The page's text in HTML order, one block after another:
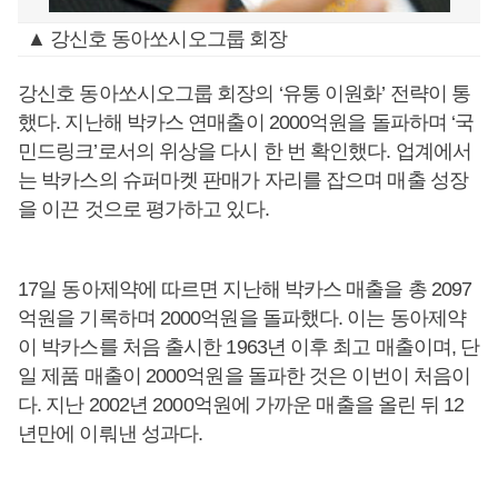
▲ 강신호 동아쏘시오그룹 회장
강신호 동아쏘시오그룹 회장의 ‘유통 이원화’ 전략이 통
했다. 지난해 박카스 연매출이 2000억원을 돌파하며 ‘국
민드링크’로서의 위상을 다시 한 번 확인했다. 업계에서
는 박카스의 슈퍼마켓 판매가 자리를 잡으며 매출 성장
을 이끈 것으로 평가하고 있다.
17일 동아제약에 따르면 지난해 박카스 매출을 총 2097
억원을 기록하며 2000억원을 돌파했다. 이는 동아제약
이 박카스를 처음 출시한 1963년 이후 최고 매출이며, 단
일 제품 매출이 2000억원을 돌파한 것은 이번이 처음이
다. 지난 2002년 2000억원에 가까운 매출을 올린 뒤 12
년만에 이뤄낸 성과다.